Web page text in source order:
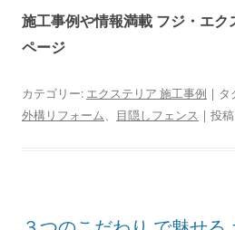
施工事例や情報満載 フジ・エ
ページ
カテゴリー: エクステリア 施工事例 | タ
外構リフォーム、 目隠しフェンス | 投